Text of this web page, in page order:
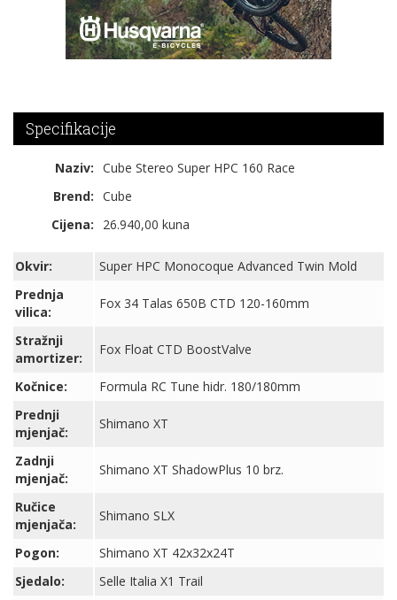
Specifikacije
Naziv: Cube Stereo Super HPC 160 Race
Brend: Cube
Cijena:
26.940,00 kuna
Okvir:
Super HPC Monocoque Advanced Twin Mold
Prednja
vilica:
Fox 34 Talas 650B CTD 120-160mm
Stražnji
amortizer:
Fox Float CTD BoostValve
Kočnice:
Formula RC Tune hidr. 180/180mm
Prednji
mjenjač:
Shimano XT
Zadnji
mjenjač:
Shimano XT ShadowPlus 10 brz.
Ručice
mjenjača:
Shimano SLX
Pogon:
Shimano XT 42x32x24T
Sjedalo:
Selle Italia X1 Trail